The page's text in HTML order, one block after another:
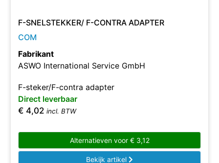
F-SNELSTEKKER/ F-CONTRA ADAPTER
COM
Fabrikant
ASWO International Service GmbH
F-steker/F-contra adapter
Direct leverbaar
€ 4,02 incl. BTW
Alternatieven voor €3,12
Bekijk artikel